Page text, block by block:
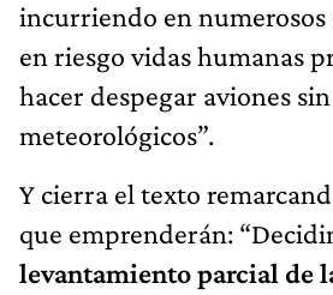
incurriendo en
en riesgo vidas humanas
hacer despegar aviones
meteorológicos”.
Y cierra el texto
que emprenderán:
levantamiento parcial de